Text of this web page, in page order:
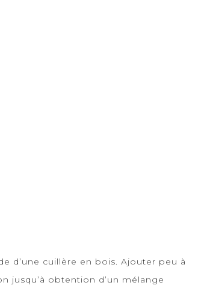
d’une cuillère en bois. Ajouter peu à
jusqu’à obtention d’un mélange